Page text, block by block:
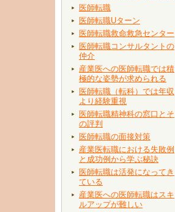
医師転職
医師転職Uターン
医師転職救命救急センター
医師転職コンサルタントの
仲介
産業医への医師転職では積
極的な姿勢が求められる
医師転職（転科）では年収
より経験重視
医師転職精神科の窓口とそ
の評判
医師転職の面接対策
産業医転職における失敗例
と成功例から学ぶ秘訣
医師転職は活発になってき
ている
産業医への医師転職はスキ
ルアップが難しい